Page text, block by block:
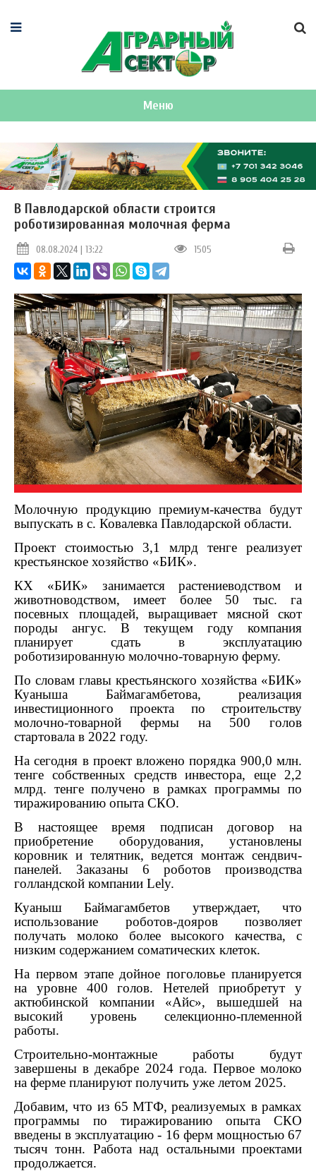
Меню
В Павлодарской области строится
роботизированная молочная ферма
08.08.2024 | 13:22 1505
Молочную продукцию премиум-качества будут
выпускать в с. Ковалевка Павлодарской области.
Проект стоимостью 3,1 млрд тенге реализует
крестьянское хозяйство «БИК».
КХ «БИК» занимается растениеводством и
животноводством, имеет более 50 тыс. га
посевных площадей, выращивает мясной скот
породы ангус. В текущем году компания
планирует сдать в эксплуатацию
роботизированную молочно-товарную ферму.
По словам главы крестьянского хозяйства «БИК»
Куаныша Баймагамбетова, реализация
инвестиционного проекта по строительству
молочно-товарной фермы на 500 голов
стартовала в 2022 году.
На сегодня в проект вложено порядка 900,0 млн.
тенге собственных средств инвестора, еще 2,2
млрд. тенге получено в рамках программы по
тиражированию опыта СКО.
В настоящее время подписан договор на
приобретение оборудования, установлены
коровник и телятник, ведется монтаж сендвич-
панелей. Заказаны 6 роботов производства
голландской компании Lely.
Куаныш Баймагамбетов утверждает, что
использование роботов-дояров позволяет
получать молоко более высокого качества, с
низким содержанием соматических клеток.
На первом этапе дойное поголовье планируется
на уровне 400 голов. Нетелей приобретут у
актюбинской компании «Айс», вышедшей на
высокий уровень селекционно-племенной
работы.
Строительно-монтажные работы будут
завершены в декабре 2024 года. Первое молоко
на ферме планируют получить уже летом 2025.
Добавим, что из 65 МТФ, реализуемых в рамках
программы по тиражированию опыта СКО
введены в эксплуатацию - 16 ферм мощностью 67
тысяч тонн. Работа над остальными проектами
продолжается.